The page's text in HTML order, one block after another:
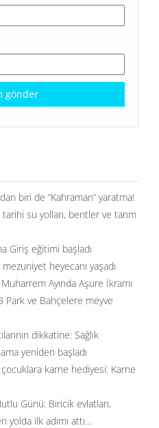
biri de ”Kahraman” yaratma!
su yolları, bentler ve tarım
Giriş eğitimi başladı
heyecanı yaşadı
Ayında Aşure İkramı
Park ve Bahçelere meyve
dikkatine: Sağlık
yeniden başladı
karne hediyesi: Karne
Günü: Biricik evlatları,
yolda ilk adımı attı…